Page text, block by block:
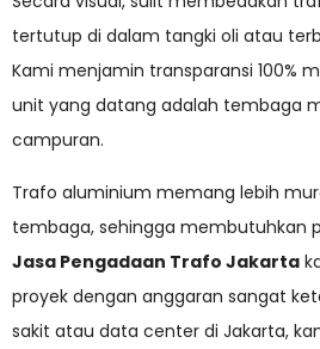
tertutup di dalam tangki oli atau
Kami menjamin transparansi 100%
unit yang datang adalah tembaga
campuran.
Trafo aluminium memang lebih
tembaga, sehingga membutuhkan
Jasa Pengadaan Trafo Jakarta
proyek dengan anggaran sangat
sakit atau data center di Jakarta,